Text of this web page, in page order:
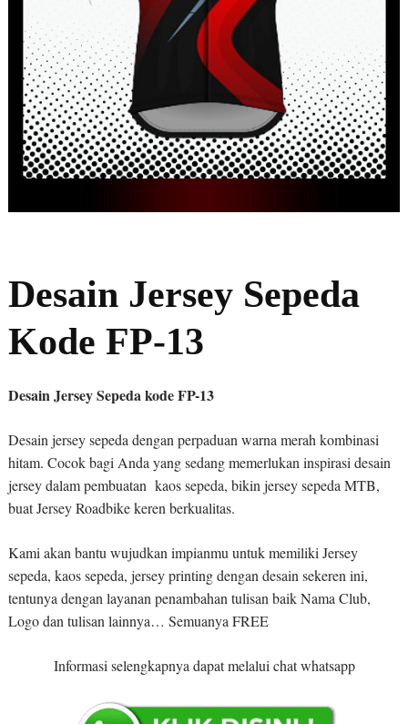
Desain Jersey Sepeda
Kode FP-13
Desain Jersey Sepeda kode FP-13
Desain jersey sepeda dengan perpaduan warna merah kombinasi
hitam. Cocok bagi Anda yang sedang memerlukan inspirasi desain
jersey dalam pembuatan kaos sepeda, bikin jersey sepeda MTB,
buat Jersey Roadbike keren berkualitas.
Kami akan bantu wujudkan impianmu untuk memiliki Jersey
sepeda, kaos sepeda, jersey printing dengan desain sekeren ini,
tentunya dengan layanan penambahan tulisan baik Nama Club,
Logo dan tulisan lainnya… Semuanya FREE
Informasi selengkapnya dapat melalui chat whatsapp